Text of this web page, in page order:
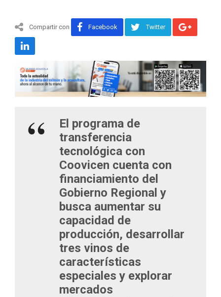
Compartir con Facebook Twitter
El programa de
transferencia
tecnológica con
Coovicen cuenta con
financiamiento del
Gobierno Regional y
busca aumentar su
capacidad de
producción, desarrollar
tres vinos de
características
especiales y explorar
mercados